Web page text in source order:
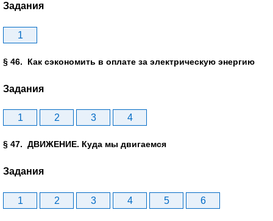
Задания
1
§ 46. Как сэкономить в оплате за электрическую энергию
Задания
1 2 3 4
§ 47. ДВИЖЕНИЕ. Куда мы двигаемся
Задания
1 2 3 4 5 6